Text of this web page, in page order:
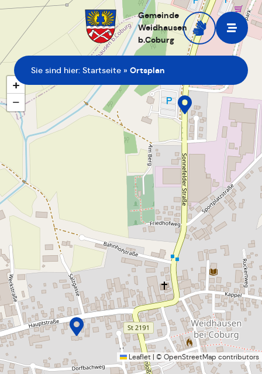
Gemeinde
Weidhausen
b.Coburg
Sie sind hier: Startseite » Ortsplan
+
−
Leaflet | © OpenStreetMap contributors